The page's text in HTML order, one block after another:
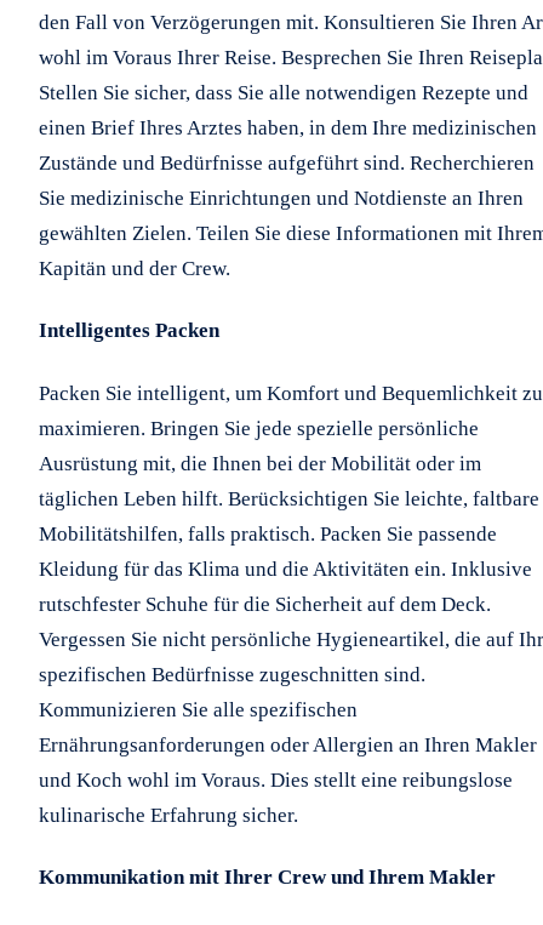
den Fall von Verzögerungen mit. Konsultieren Sie Ihren
wohl im Voraus Ihrer Reise. Besprechen Sie Ihren
Stellen Sie sicher, dass Sie alle notwendigen Rezepte und
einen Brief Ihres Arztes haben, in dem Ihre medizinischen
Zustände und Bedürfnisse aufgeführt sind. Recherchieren
Sie medizinische Einrichtungen und Notdienste an Ihren
gewählten Zielen. Teilen Sie diese Informationen mit
Kapitän und der Crew.
Intelligentes Packen
Packen Sie intelligent, um Komfort und Bequemlichkeit zu
maximieren. Bringen Sie jede spezielle persönliche
Ausrüstung mit, die Ihnen bei der Mobilität oder im
täglichen Leben hilft. Berücksichtigen Sie leichte, faltbare
Mobilitätshilfen, falls praktisch. Packen Sie passende
Kleidung für das Klima und die Aktivitäten ein. Inklusive
rutschfester Schuhe für die Sicherheit auf dem Deck.
Vergessen Sie nicht persönliche Hygieneartikel, die auf
spezifischen Bedürfnisse zugeschnitten sind.
Kommunizieren Sie alle spezifischen
Ernährungsanforderungen oder Allergien an Ihren Makler
und Koch wohl im Voraus. Dies stellt eine reibungslose
kulinarische Erfahrung sicher.
Kommunikation mit Ihrer Crew und Ihrem Makler